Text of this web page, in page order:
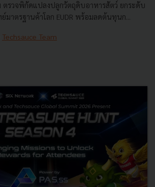
ตรวจพิกัดแปลงปลูกวัตถุดิบอาหารสัตว์ ยกระดับ
มาตรฐานค้าโลก EUDR พร้อมลดต้นทุนก...
Techsauce Team